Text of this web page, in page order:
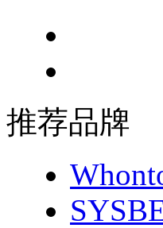
推荐品牌